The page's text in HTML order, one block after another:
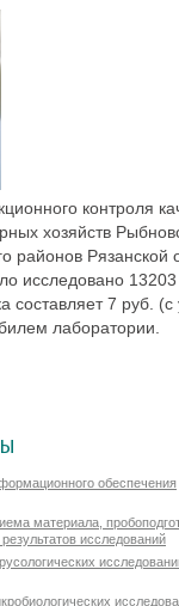
контроля
хозяйств
районов Рязанской
исследовано
7 руб. (с
лаборатории.
обеспечения
материала,
исследований